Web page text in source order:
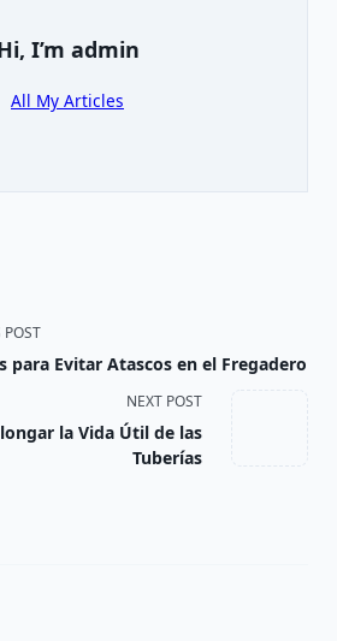
I’m admin
All My Articles
span>
POST
para Evitar Atascos en el Fregadero
NEXT POST
la Vida Útil de las
Tuberías